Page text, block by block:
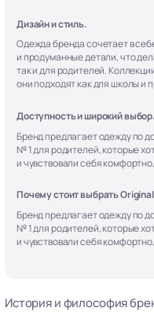
Дизайн и стиль.
Одежда бренда сочетает в
и продуманные детали, что
так и для родителей.
они подходят как для школы и
Доступность и широкий выбор.
Бренд предлагает одежду по
№ 1 для родителей, которые
и чувствовали себя
Почему стоит выбрать
Бренд предлагает одежду по
№ 1 для родителей, которые
и чувствовали себя
История и философия